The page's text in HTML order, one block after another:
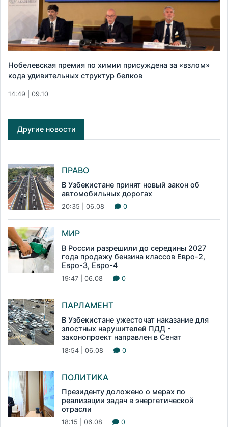
Нобелевская премия по химии присуждена за «взлом»
кода удивительных структур белков
14:49 | 09.10
Другие новости
ПРАВО
В Узбекистане принят новый закон об
автомобильных дорогах
20:35 | 06.08 0
МИР
В России разрешили до середины 2027
года продажу бензина классов Евро-2,
Евро-3, Евро-4
19:47 | 06.08 0
ПАРЛАМЕНТ
В Узбекистане ужесточат наказание для
злостных нарушителей ПДД -
законопроект направлен в Сенат
18:54 | 06.08 0
ПОЛИТИКА
Президенту доложено о мерах по
реализации задач в энергетической
отрасли
18:15 | 06.08 0